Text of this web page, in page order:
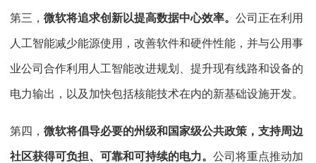
第三， 微软将追求创新以提高数据中心效率。 公司正在利用
人工智能减少能源使用，改善软件和硬件性能，并与公用事
业公司合作利用人工智能改进规划、提升现有线路和设备的
电力输出，以及加快包括核能技术在内的新基础设施开发。
第四， 微软将倡导必要的州级和国家级公共政策，支持周边
社区获得可负担、可靠和可持续的电力。 公司将重点推动加